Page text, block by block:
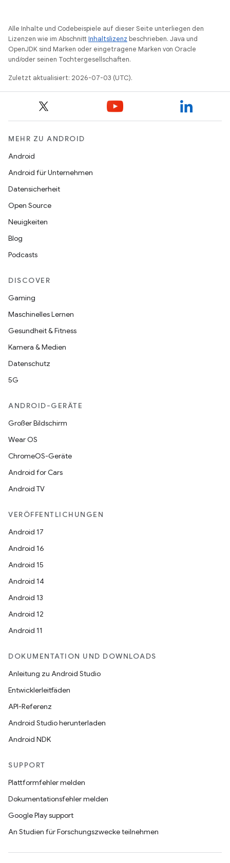
Alle Inhalte und Codebeispiele auf dieser Seite unterliegen den
Lizenzen wie im AbschnittInhaltslizenz beschrieben. Java und
OpenJDK sind Marken oder eingetragene Marken von Oracle
und/oder seinen Tochtergesellschaften.
Zuletzt aktualisiert: 2026-07-03 (UTC).
MEHR ZU ANDROID
Android
Android für Unternehmen
Datensicherheit
Open Source
Neuigkeiten
Blog
Podcasts
DISCOVER
Gaming
Maschinelles Lernen
Gesundheit & Fitness
Kamera & Medien
Datenschutz
5G
ANDROID-GERÄTE
Großer Bildschirm
Wear OS
ChromeOS-Geräte
Android for Cars
Android TV
VERÖFFENTLICHUNGEN
Android 17
Android 16
Android 15
Android 14
Android 13
Android 12
Android 11
DOKUMENTATION UND DOWNLOADS
Anleitung zu Android Studio
Entwicklerleitfäden
API-Referenz
Android Studio herunterladen
Android NDK
SUPPORT
Plattformfehler melden
Dokumentationsfehler melden
Google Play support
An Studien für Forschungszwecke teilnehmen